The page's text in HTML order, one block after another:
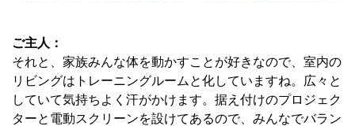
ご主人：
それと、家族みんな体を動かすことが好きなので、室内の
リビングはトレーニングルームと化していますね。広々と
していて気持ちよく汗がかけます。据え付けのプロジェク
ターと電動スクリーンを設けてあるので、みんなでバラン